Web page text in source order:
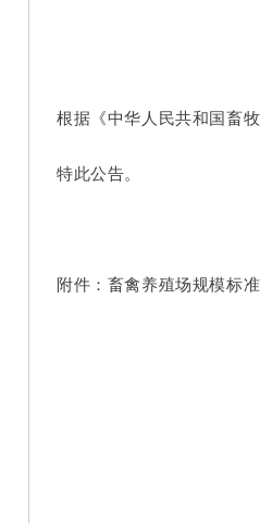
根据《中华人民共和国畜
特此公告。
附件：畜禽养殖场规模标准